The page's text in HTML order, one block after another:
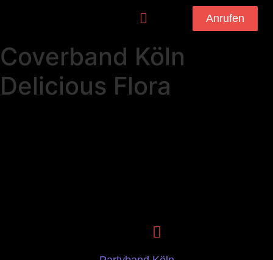
Anrufen
Coverband Köln
Delicious Flora